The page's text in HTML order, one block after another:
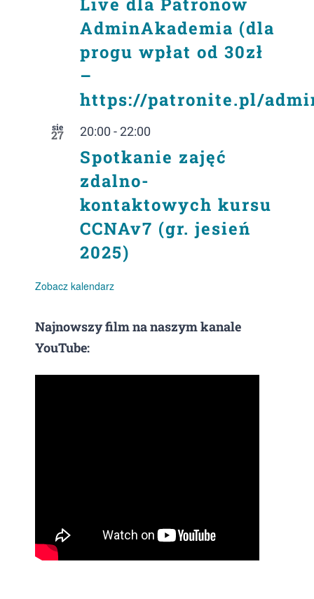
AdminAkademia (dla
progu wpłat od 30zł
–
https://patronite.pl/
sie
27 20:00 - 22:00
Spotkanie zajęć
zdalno-
kontaktowych kursu
CCNAv7 (gr. jesień
2025)
Zobacz kalendarz
Najnowszy film na naszym kanale
YouTube: